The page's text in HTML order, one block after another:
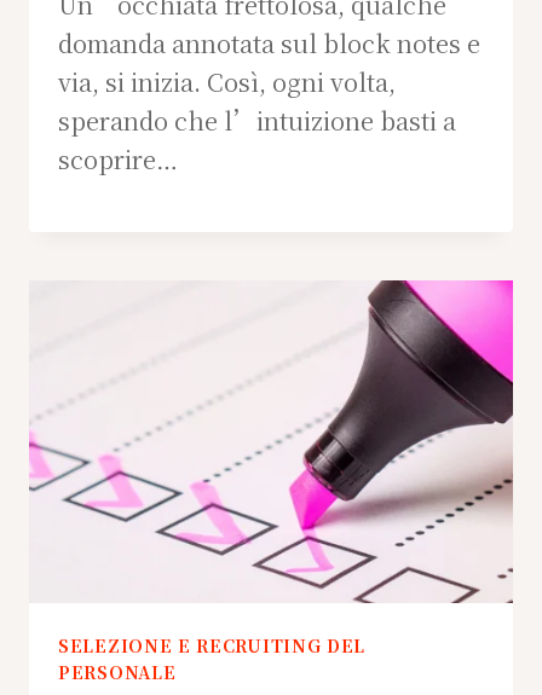
domanda annotata sul block notes e
via, si inizia. Così, ogni volta,
sperando che l’intuizione basti a
scoprire…
SELEZIONE E RECRUITING DEL
PERSONALE